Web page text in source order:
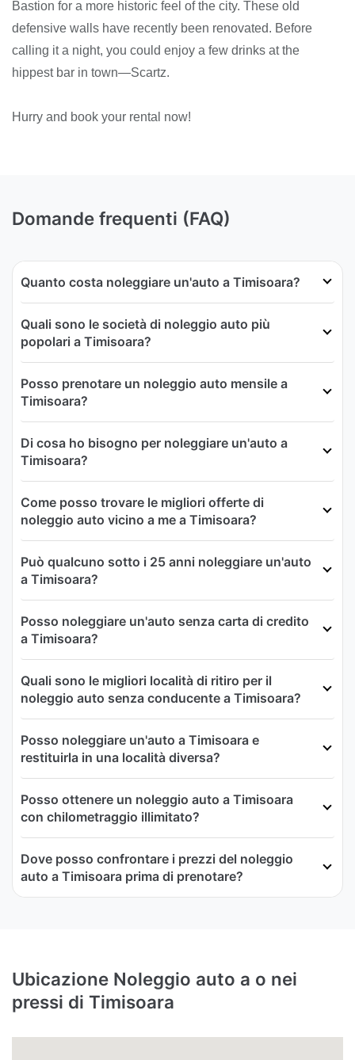
Bastion for a more historic feel of the city. These old
defensive walls have recently been renovated. Before
calling it a night, you could enjoy a few drinks at the
hippest bar in town—Scartz.
Hurry and book your rental now!
Domande frequenti (FAQ)
Quanto costa noleggiare un'auto a Timisoara?
Quali sono le società di noleggio auto più
popolari a Timisoara?
Posso prenotare un noleggio auto mensile a
Timisoara?
Di cosa ho bisogno per noleggiare un'auto a
Timisoara?
Come posso trovare le migliori offerte di
noleggio auto vicino a me a Timisoara?
Può qualcuno sotto i 25 anni noleggiare un'auto
a Timisoara?
Posso noleggiare un'auto senza carta di credito
a Timisoara?
Quali sono le migliori località di ritiro per il
noleggio auto senza conducente a Timisoara?
Posso noleggiare un'auto a Timisoara e
restituirla in una località diversa?
Posso ottenere un noleggio auto a Timisoara
con chilometraggio illimitato?
Dove posso confrontare i prezzi del noleggio
auto a Timisoara prima di prenotare?
Ubicazione Noleggio auto a o nei
pressi di Timisoara